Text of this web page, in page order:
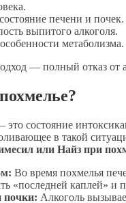
печени и почек.
выпитого алкоголя.
метаболизма.
— полный отказ от
состояние
в такой
или Найз при
Во время похмелья
«последней каплей» и
почки: Алкоголь